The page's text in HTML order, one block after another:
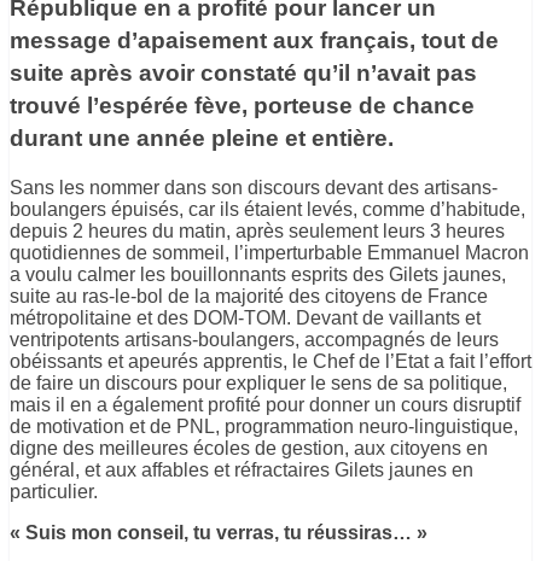
République en a profité pour lancer un
message d’apaisement aux français, tout de
suite après avoir constaté qu’il n’avait pas
trouvé l’espérée fève, porteuse de chance
durant une année pleine et entière.
Sans les nommer dans son discours devant des artisans-
boulangers épuisés, car ils étaient levés, comme d’habitude,
depuis 2 heures du matin, après seulement leurs 3 heures
quotidiennes de sommeil, l’imperturbable Emmanuel Macron
a voulu calmer les bouillonnants esprits des Gilets jaunes,
suite au ras-le-bol de la majorité des citoyens de France
métropolitaine et des DOM-TOM. Devant de vaillants et
ventripotents artisans-boulangers, accompagnés de leurs
obéissants et apeurés apprentis, le Chef de l’Etat a fait l’effort
de faire un discours pour expliquer le sens de sa politique,
mais il en a également profité pour donner un cours disruptif
de motivation et de PNL, programmation neuro-linguistique,
digne des meilleures écoles de gestion, aux citoyens en
général, et aux affables et réfractaires Gilets jaunes en
particulier.
« Suis mon conseil, tu verras, tu réussiras… »